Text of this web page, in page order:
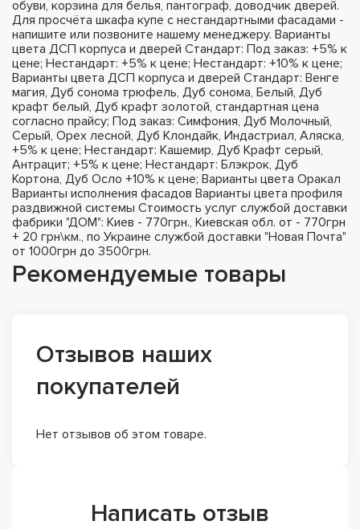
обуви, корзина для белья, пантограф, доводчик дверей.
Для просчёта шкафа купе с нестандартными фасадами -
напишите или позвоните нашему менеджеру. Варианты
цвета ДСП корпуса и дверей Стандарт: Под заказ: +5% к
цене; Нестандарт: +5% к цене; Нестандарт: +10% к цене;
Варианты цвета ДСП корпуса и дверей Стандарт: Венге
магия, Дуб сонома трюфель, Дуб сонома, Белый, Дуб
крафт белый, Дуб крафт золотой, стандартная цена
согласно прайсу; Под заказ: Симфония, Дуб Молочный,
Серый, Орех лесной, Дуб Клондайк, Индастриал, Аляска,
+5% к цене; Нестандарт: Кашемир, Дуб Крафт серый,
Антрацит; +5% к цене; Нестандарт: Блэкрок, Дуб
Кортона, Дуб Осло +10% к цене; Варианты цвета Оракал
Варианты исполнения фасадов Варианты цвета профиля
раздвижной системы Стоимость услуг службой доставки
фабрики "ДОМ": Киев - 770грн., Киевская обл. от - 770грн
+ 20 грн\км., по Украине службой доставки "Новая Почта"
от 1000грн до 3500грн.
Рекомендуемые товары
Отзывов наших
покупателей
Нет отзывов об этом товаре.
Написать отзыв